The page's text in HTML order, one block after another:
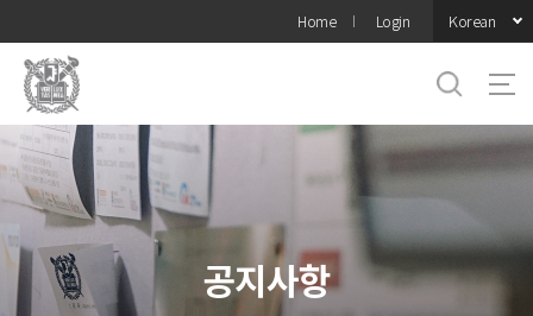
메뉴
Home Login Korean
공지사항